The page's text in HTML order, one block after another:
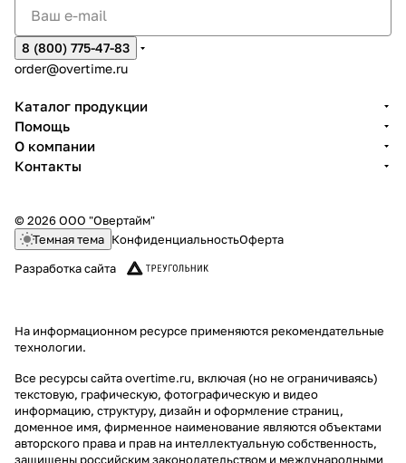
8 (800) 775-47-83
order@overtime.ru
Каталог продукции
Помощь
О компании
Контакты
© 2026 ООО "Овертайм"
Темная тема КонфиденциальностьОферта
Разработка сайта
На информационном ресурсе применяются рекомендательные
технологии.
Все ресурсы сайта overtime.ru, включая (но не ограничиваясь)
текстовую, графическую, фотографическую и видео
информацию, структуру, дизайн и оформление страниц,
доменное имя, фирменное наименование являются объектами
авторского права и прав на интеллектуальную собственность,
защищены российским законодательством и международными